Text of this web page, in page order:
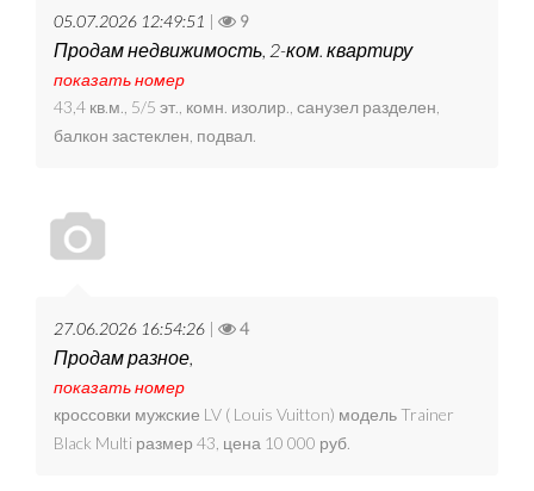
05.07.2026 12:49:51 | 9
Продам недвижимость, 2-ком. квартиру
показать номер
43,4 кв.м., 5/5 эт., комн. изолир., санузел разделен,
балкон застеклен, подвал.
27.06.2026 16:54:26 | 4
Продам разное,
показать номер
кроссовки мужские LV ( Louis Vuitton) модель Trainer
Black Multi размер 43, цена 10 000 руб.